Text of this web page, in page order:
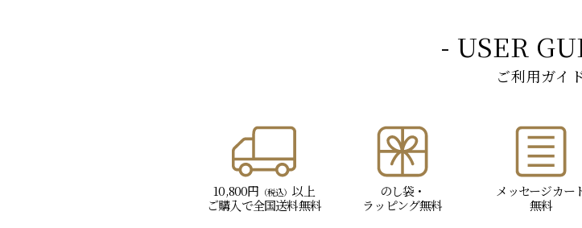
- USER
ご利用ガイ
10,800円 （税込） 以上
ご購入で全国送料無料
のし袋・
ラッピング無料
メッセージカー
無料